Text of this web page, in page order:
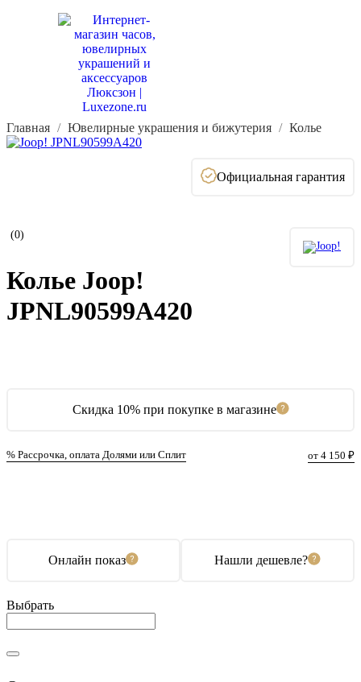
Главная Ювелирные украшения и бижутерия Колье
Официальная гарантия
(0)
Скидка 10% при покупке в магазине
% Рассрочка, оплата Долями или Сплит от 4 150 ₽
Колье Joop!
JPNL90599A420
Онлайн показ Нашли дешевле?
Выбрать